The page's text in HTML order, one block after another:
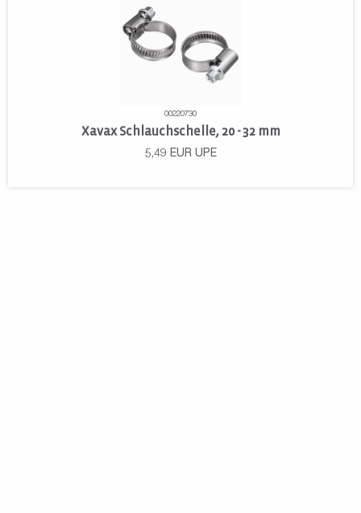
00220730
Xavax Schlauchschelle, 20 - 32 mm
5,49 EUR UPE